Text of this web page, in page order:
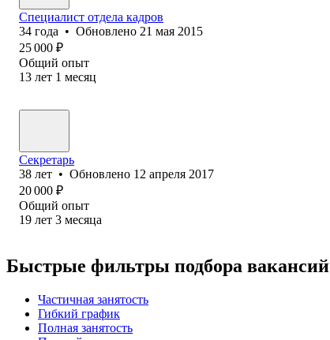
Специалист отдела кадров
34 года • Обновлено 21 мая 2015
25 000 ₽
Общий опыт
13 лет 1 месяц
Секретарь
38 лет • Обновлено 12 апреля 2017
20 000 ₽
Общий опыт
19 лет 3 месяца
Быстрые фильтры подбора вакансий
Частичная занятость
Гибкий график
Полная занятость